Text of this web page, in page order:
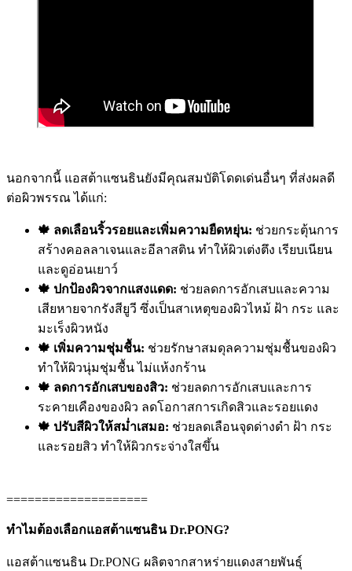
นอกจากนี้ แอสต้าแซนธินยังมีคุณสมบัติโดดเด่นอื่นๆ ที่ส่งผลดี
ต่อผิวพรรณ ได้แก่:
🍁 ลดเลือนริ้วรอยและเพิ่มความยืดหยุ่น: ช่วยกระตุ้นการ
สร้างคอลลาเจนและอีลาสติน ทำให้ผิวเต่งตึง เรียบเนียน
และดูอ่อนเยาว์
🍁 ปกป้องผิวจากแสงแดด: ช่วยลดการอักเสบและความ
เสียหายจากรังสียูวี ซึ่งเป็นสาเหตุของผิวไหม้ ฝ้า กระ และ
มะเร็งผิวหนัง
🍁 เพิ่มความชุ่มชื้น: ช่วยรักษาสมดุลความชุ่มชื้นของผิว
ทำให้ผิวนุ่มชุ่มชื้น ไม่แห้งกร้าน
🍁 ลดการอักเสบของสิว: ช่วยลดการอักเสบและการ
ระคายเคืองของผิว ลดโอกาสการเกิดสิวและรอยแดง
🍁 ปรับสีผิวให้สม่ำเสมอ: ช่วยลดเลือนจุดด่างดำ ฝ้า กระ
และรอยสิว ทำให้ผิวกระจ่างใสขึ้น
====================
ทำไมต้องเลือกแอสต้าแซนธิน Dr.PONG?
แอสต้าแซนธิน Dr.PONG ผลิตจากสาหร่ายแดงสายพันธุ์